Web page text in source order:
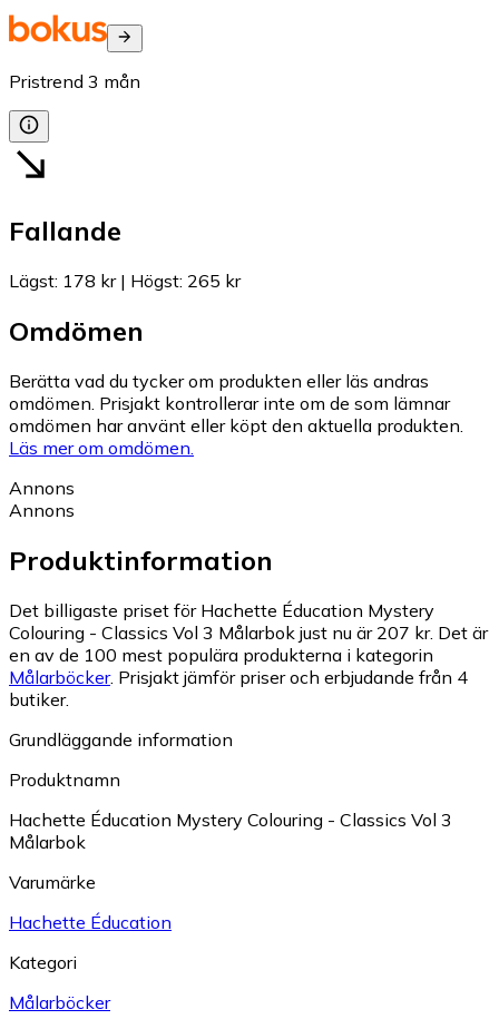
Pristrend 3 mån
Fallande
Lägst: 178 kr| Högst: 265 kr
Omdömen
Berätta vad du tycker om produkten eller läs andras
omdömen. Prisjakt kontrollerar inte om de som lämnar
omdömen har använt eller köpt den aktuella produkten.
Läs mer om omdömen.
Annons
Annons
Produktinformation
Det billigaste priset för Hachette Éducation Mystery
Colouring - Classics Vol 3 Målarbok just nu är 207 kr. Det är
en av de 100 mest populära produkterna i kategorin
Målarböcker. Prisjakt jämför priser och erbjudande från 4
butiker.
Grundläggande information
Produktnamn
Hachette Éducation Mystery Colouring - Classics Vol 3
Målarbok
Varumärke
Hachette Éducation
Kategori
Målarböcker